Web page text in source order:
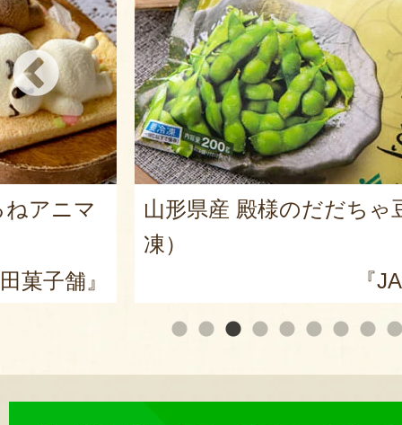
アニマ
菓子舗』
山形県産 殿様のだだちゃ
凍）
『